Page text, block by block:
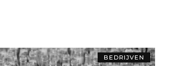
BEDRIJVEN